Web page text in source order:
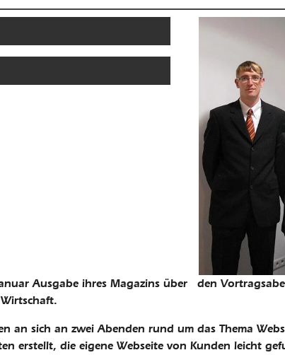
Ausgabe ihres Magazins über den
an sich an zwei Abenden rund um das Thema
erstellt, die eigene Webseite von Kunden leicht